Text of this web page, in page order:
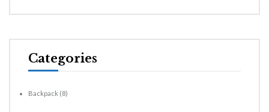
Categories
Backpack (8)